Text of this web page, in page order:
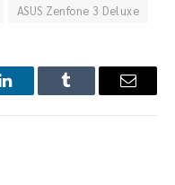
ASUS Zenfone 3 Deluxe
LinkedInTumblr Email